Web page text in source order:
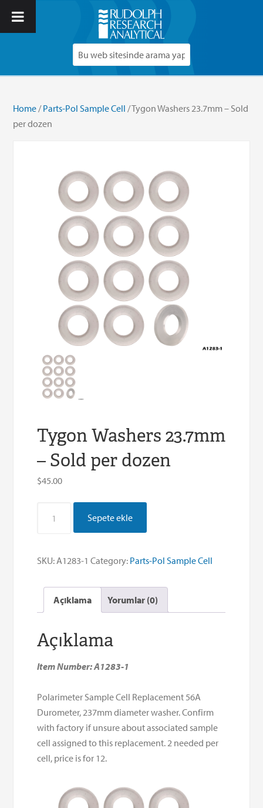
Home /Parts-Pol Sample Cell / Tygon Washers 23.7mm – Sold
per dozen
Tygon Washers 23.7mm
– Sold per dozen
$45.00
Pullar
mm
Düzine
adet
başına
satılır
Sepete ekle
SKU:A1283-1 Category: Parts-Pol Sample Cell
Açıklama Yorumlar (0)
Açıklama
Item Number: A1283-1
Polarimeter Sample Cell Replacement 56A
Durometer, 237mm diameter washer. Confirm
with factory if unsure about associated sample
cell assigned to this replacement. 2 needed per
cell, price is for 12.